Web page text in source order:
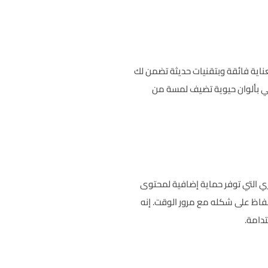
فائقة وبتقنيات حديثة تضمن لك
بألوان حيوية تضيف لمسة من
التي توفر حماية إضافية لمحتوى
على شكله مع مرور الوقت. إنه